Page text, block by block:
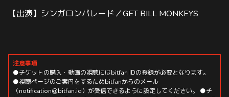
【出演】シンガロンパレード／GET BILL MONKEYS
注意事項
●チケットの購入・動画の視聴にはbitfan IDの登録が必要となります。
●視聴ページのご案内をするためbitfanからのメール
（notification@bitfan.id）が受信できるように設定してください。 ●チ